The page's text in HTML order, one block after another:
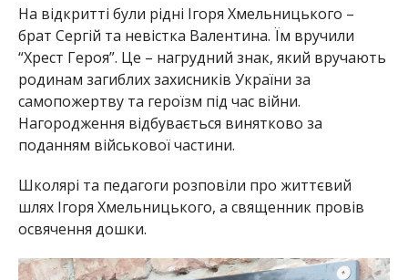
На відкритті були рідні Ігоря Хмельницького –
брат Сергій та невістка Валентина. Їм вручили
“Хрест Героя”. Це – нагрудний знак, який вручають
родинам загиблих захисників України за
самопожертву та героїзм під час війни.
Нагородження відбувається винятково за
поданням військової частини.
Школярі та педагоги розповіли про життєвий
шлях Ігоря Хмельницького, а священник провів
освячення дошки.